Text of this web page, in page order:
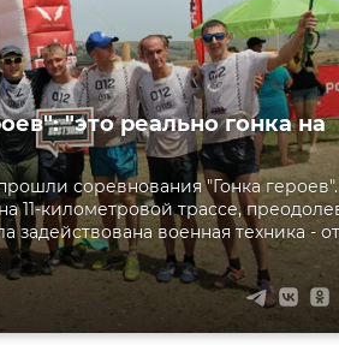
"это реально гонка на
соревнования "Гонка героев".
11-километровой трассе,
задействована военная техника - от